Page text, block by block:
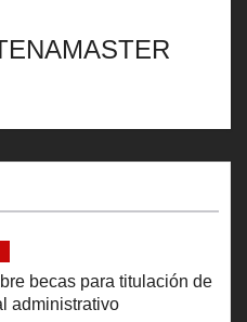
becas para titulación de
administrativo